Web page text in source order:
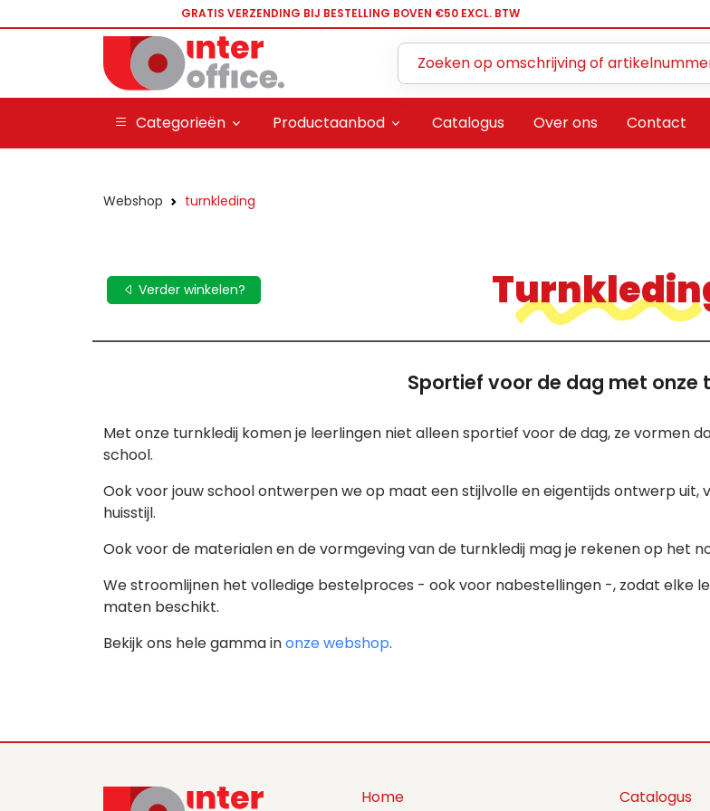
GRATIS VERZENDING BIJ BESTELLING BOVEN €50 EXCL. BTW
Categorieën Productaanbod Catalogus Over ons Contact
Webshop turnkleding
Verder winkelen?
Sportief voor de dag met onze
Met onze turnkledij komen je leerlingen niet alleen sportief voor de dag, ze vormen
school.
Ook voor jouw school ontwerpen we op maat een stijlvolle en eigentijds ontwerp
huisstijl.
Ook voor de materialen en de vormgeving van de turnkledij mag je rekenen op het
We stroomlijnen het volledige bestelproces - ook voor nabestellingen -, zodat elke
maten beschikt.
Bekijk ons hele gamma inonze webshop.
Home Catalogus